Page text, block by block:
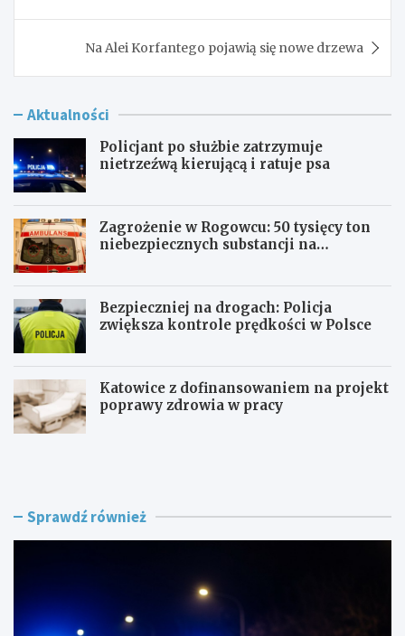
Na Alei Korfantego pojawią się nowe drzewa
Aktualności
Policjant po służbie zatrzymuje
nietrzeźwą kierującą i ratuje psa
Zagrożenie w Rogowcu: 50 tysięcy ton
niebezpiecznych substancji na
Bezpieczniej na drogach: Policja
zwiększa kontrole prędkości w Polsce
Katowice z dofinansowaniem na projekt
poprawy zdrowia w pracy
P
j
o
s
Z
ż
w
R
Sprawdź również